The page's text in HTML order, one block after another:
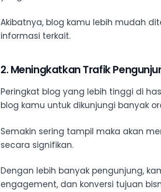
Akibatnya, blog kamu lebih mudah
informasi terkait.
2. Meningkatkan Trafik
Peringkat blog yang lebih tinggi di
blog kamu untuk dikunjungi banyak
Semakin sering tampil maka akan
secara signifikan.
Dengan lebih banyak pengunjung,
engagement, dan konversi tujuan